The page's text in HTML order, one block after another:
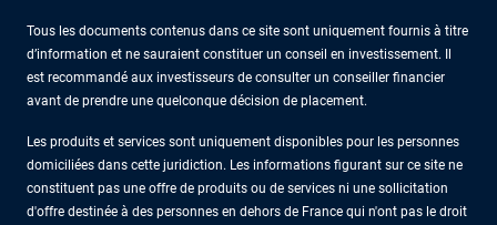
Tous les documents contenus dans ce site sont uniquement fournis à titre
d’information et ne sauraient constituer un conseil en investissement. Il
est recommandé aux investisseurs de consulter un conseiller financier
avant de prendre une quelconque décision de placement.
Les produits et services sont uniquement disponibles pour les personnes
domiciliées dans cette juridiction. Les informations figurant sur ce site ne
constituent pas une offre de produits ou de services ni une sollicitation
d'offre destinée à des personnes en dehors de France qui n'ont pas le droit